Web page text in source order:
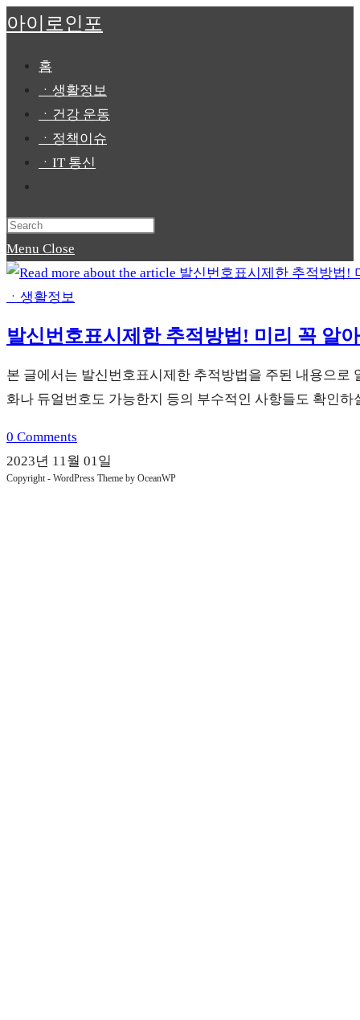
Skip
content
아이로인포
홈
ㆍ생활정보
ㆍ건강 운동
ㆍ정책이슈
ㆍIT 통신
search
to
search
panel.
Menu Close
ㆍ생활정보
발신번호표시제한 추적방법! 미리 꼭 알
본 글에서는 발신번호표시제한 추적방법을 주된 내용으
화나 듀얼번호도 가능한지 등의 부수적인 사항들도 확인하
0 Comments
2023년 11월 01일
Copyright - WordPress Theme by OceanWP